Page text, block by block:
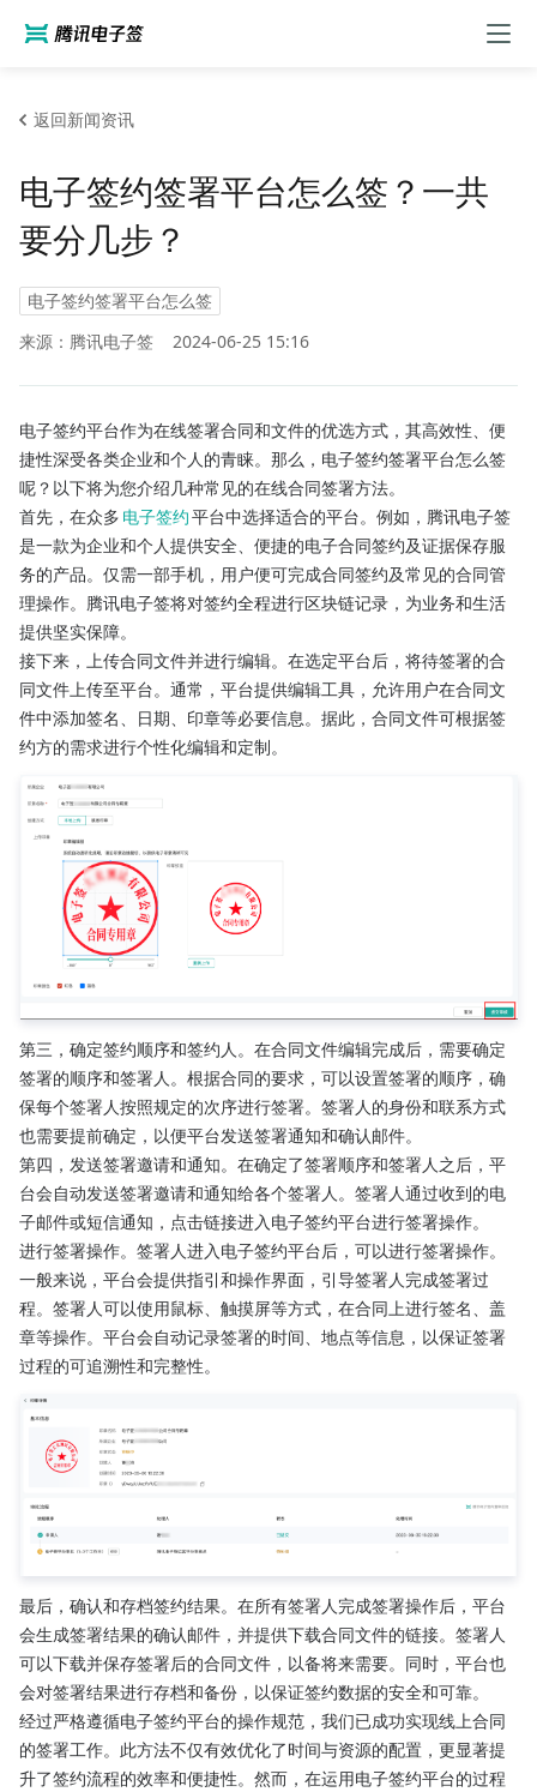
返回新闻资讯
电子签约签署平台怎么签？一共
要分几步？
电子签约签署平台怎么签
来源：腾讯电子签
2024-06-25 15:16
电子签约平台作为在线签署合同和文件的优选方式，其高效性、便
捷性深受各类企业和个人的青睐。那么，电子签约签署平台怎么签
呢？以下将为您介绍几种常见的在线合同签署方法。
首先，在众多 电子签约平台中选择适合的平台。例如，腾讯电子签
是一款为企业和个人提供安全、便捷的电子合同签约及证据保存服
务的产品。仅需一部手机，用户便可完成合同签约及常见的合同管
理操作。腾讯电子签将对签约全程进行区块链记录，为业务和生活
提供坚实保障。
接下来，上传合同文件并进行编辑。在选定平台后，将待签署的合
同文件上传至平台。通常，平台提供编辑工具，允许用户在合同文
件中添加签名、日期、印章等必要信息。据此，合同文件可根据签
约方的需求进行个性化编辑和定制。
第三，确定签约顺序和签约人。在合同文件编辑完成后，需要确定
签署的顺序和签署人。根据合同的要求，可以设置签署的顺序，确
保每个签署人按照规定的次序进行签署。签署人的身份和联系方式
也需要提前确定，以便平台发送签署通知和确认邮件。
第四，发送签署邀请和通知。在确定了签署顺序和签署人之后，平
台会自动发送签署邀请和通知给各个签署人。签署人通过收到的电
子邮件或短信通知，点击链接进入电子签约平台进行签署操作。
进行签署操作。签署人进入电子签约平台后，可以进行签署操作。
一般来说，平台会提供指引和操作界面，引导签署人完成签署过
程。签署人可以使用鼠标、触摸屏等方式，在合同上进行签名、盖
章等操作。平台会自动记录签署的时间、地点等信息，以保证签署
过程的可追溯性和完整性。
最后，确认和存档签约结果。在所有签署人完成签署操作后，平台
会生成签署结果的确认邮件，并提供下载合同文件的链接。签署人
可以下载并保存签署后的合同文件，以备将来需要。同时，平台也
会对签署结果进行存档和备份，以保证签约数据的安全和可靠。
经过严格遵循电子签约平台的操作规范，我们已成功实现线上合同
的签署工作。此方法不仅有效优化了时间与资源的配置，更显著提
升了签约流程的效率和便捷性。然而，在运用电子签约平台的过程